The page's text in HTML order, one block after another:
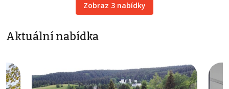
Zobraz 3 nabídky
Aktuální nabídka